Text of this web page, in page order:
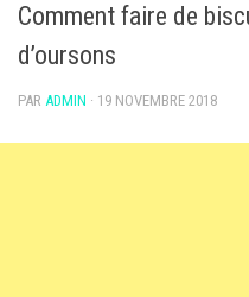
Comment faire de
d’oursons
PAR ADMIN · 19 NOVEMBRE 2018